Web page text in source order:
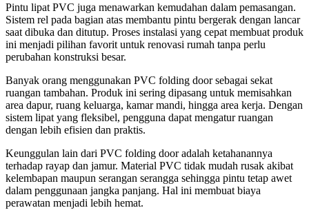
Pintu lipat PVC juga menawarkan kemudahan dalam pemasangan.
Sistem rel pada bagian atas membantu pintu bergerak dengan lancar
saat dibuka dan ditutup. Proses instalasi yang cepat membuat produk
ini menjadi pilihan favorit untuk renovasi rumah tanpa perlu
perubahan konstruksi besar.
Banyak orang menggunakan PVC folding door sebagai sekat
ruangan tambahan. Produk ini sering dipasang untuk memisahkan
area dapur, ruang keluarga, kamar mandi, hingga area kerja. Dengan
sistem lipat yang fleksibel, pengguna dapat mengatur ruangan
dengan lebih efisien dan praktis.
Keunggulan lain dari PVC folding door adalah ketahanannya
terhadap rayap dan jamur. Material PVC tidak mudah rusak akibat
kelembapan maupun serangan serangga sehingga pintu tetap awet
dalam penggunaan jangka panjang. Hal ini membuat biaya
perawatan menjadi lebih hemat.